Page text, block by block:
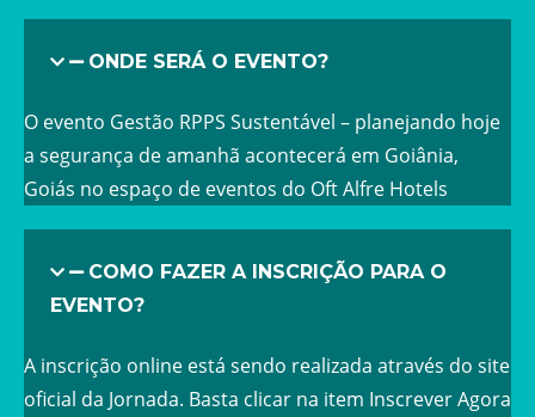
ONDE SERÁ O EVENTO?
O evento Gestão RPPS Sustentável – planejando hoje
a segurança de amanhã acontecerá em Goiânia,
Goiás no espaço de eventos do Oft Alfre Hotels
COMO FAZER A INSCRIÇÃO PARA O
EVENTO?
A inscrição online está sendo realizada através do site
oficial da Jornada. Basta clicar na item Inscrever Agora